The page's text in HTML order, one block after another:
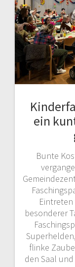
ein
Bunte
besonderer
flinke
den Saal